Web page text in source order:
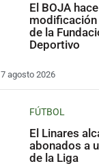
El BOJA
de la
Deportivo
7 agosto 2026
FÚTBOL
El Linares
abonados a
de la Liga